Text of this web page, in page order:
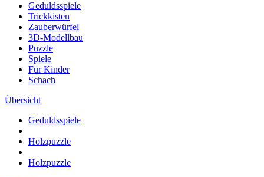
Geduldsspiele
Trickkisten
Zauberwürfel
3D-Modellbau
Puzzle
Spiele
Für Kinder
Schach
Übersicht
Geduldsspiele
Holzpuzzle
Holzpuzzle